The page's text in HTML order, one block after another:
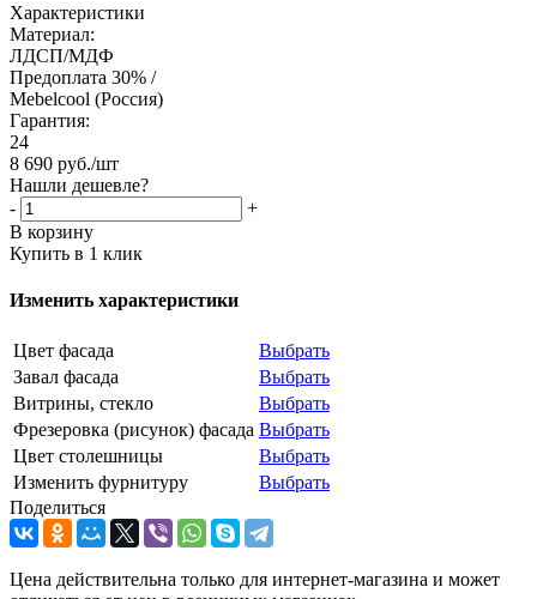
Характеристики
Материал:
ЛДСП/МДФ
Предоплата 30% /
Mebelcool (Россия)
Гарантия:
24
8 690 руб./шт
Нашли дешевле?
-
+
В корзину
Купить в 1 клик
Изменить характеристики
Цвет фасада
Выбрать
Завал фасада
Выбрать
Витрины, стекло
Выбрать
Фрезеровка (рисунок) фасада Выбрать
Цвет столешницы
Выбрать
Изменить фурнитуру
Выбрать
Поделиться
Цена действительна только для интернет-магазина и может